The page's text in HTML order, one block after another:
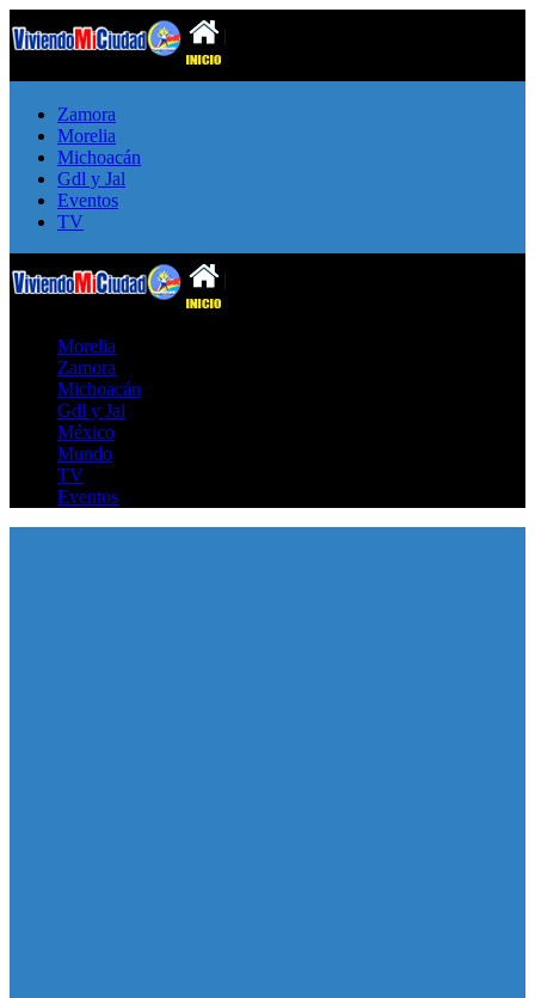
Zamora
Morelia
Michoacán
Gdl y Jal
Eventos
TV
Morelia
Zamora
Michoacán
Gdl y Jal
México
Mundo
TV
Eventos